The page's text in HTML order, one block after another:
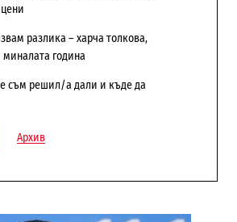
разлика – харча толкова,
миналата година
съм решил/а дали и къде да
Архив